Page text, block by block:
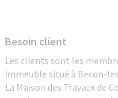
Besoin client
Les clients sont les
immeuble situé à Becon-
La Maison des Travaux de